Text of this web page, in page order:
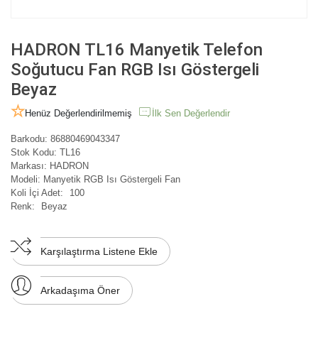
HADRON TL16 Manyetik Telefon
Soğutucu Fan RGB Isı Göstergeli
Beyaz
Henüz Değerlendirilmemiş İlk Sen Değerlendir
Barkodu: 86880469043347
Stok Kodu: TL16
Markası: HADRON
Modeli: Manyetik RGB Isı Göstergeli Fan
Koli İçi Adet:
100
Renk:
Beyaz
Karşılaştırma Listene Ekle
Arkadaşıma Öner